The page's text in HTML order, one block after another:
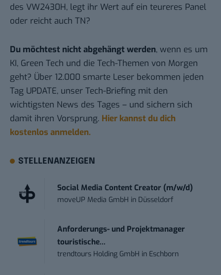
des VW2430H, legt ihr Wert auf ein teureres Panel
oder reicht auch TN?
Du möchtest nicht abgehängt werden, wenn es um
KI, Green Tech und die Tech-Themen von Morgen
geht? Über 12.000 smarte Leser bekommen jeden
Tag UPDATE, unser Tech-Briefing mit den
wichtigsten News des Tages – und sichern sich
damit ihren Vorsprung. Hier kannst du dich
kostenlos anmelden.
STELLENANZEIGEN
Social Media Content Creator (m/w/d)
moveUP Media GmbH in Düsseldorf
Anforderungs- und Projektmanager
touristische...
trendtours Holding GmbH in Eschborn